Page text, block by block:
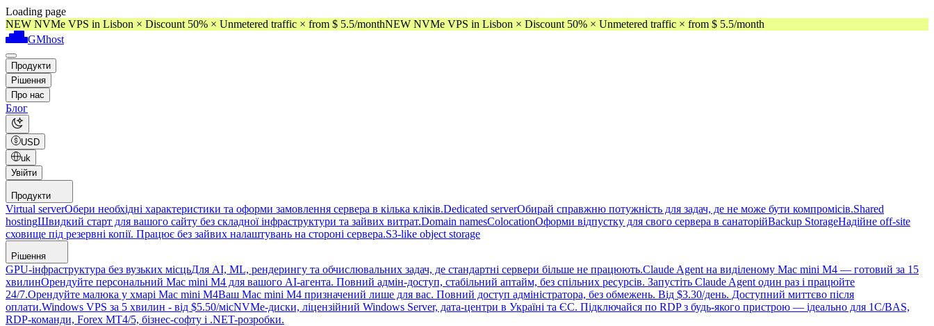
Loading page
NEW NVMe VPS in Lisbon × Discount 50% × Unmetered traffic × from $ 5.5/monthNEW NVMe VPS in Lisbon × Discount 50% × Unmetered traffic × from $ 5.5/month
GMhost
Продукти
Рішення
Про нас
Блог
USD
uk
Увійти
Продукти
Virtual serverОбери необхідні характеристики та оформи замовлення сервера в кілька кліків.Dedicated serverОбирай справжню потужність для задач, де не може бути компромісів.Shared
hostingШвидкий старт для вашого сайту без складної інфраструктури та зайвих витрат.Domain namesColocationОформи відпустку для свого сервера в санаторійBackup StorageНадійне off-site
сховище під резервні копії. Працює без зайвих налаштувань на стороні сервера.S3-like object storage
Рішення
GPU-інфраструктура без вузьких місцьДля AI, ML, рендерингу та обчислювальних задач, де стандартні сервери більше не працюють.Claude Agent на виділеному Mac mini M4 — готовий за 15
хвилинОрендуйте персональний Mac mini M4 для вашого AI-агента. Повний адмін-доступ, стабільний аптайм, без спільних ресурсів. Запустіть Claude Agent один раз і працюйте
24/7.Орендуйте малюка у хмарі Mac mini M4Ваш Mac mini M4 призначений лише для вас. Повний доступ адміністратора, без обмежень. Від $3.30/день. Доступний миттєво після
оплати.Windows VPS за 5 хвилин - від $5.50/місNVMe-диски, ліцензійний Windows Server, дата-центри в Україні та ЄС. Підключайся по RDP з будь-якого пристрою — ідеально для 1С/BAS,
RDP-команди, Forex MT4/5, бізнес-софту і .NET-розробки.